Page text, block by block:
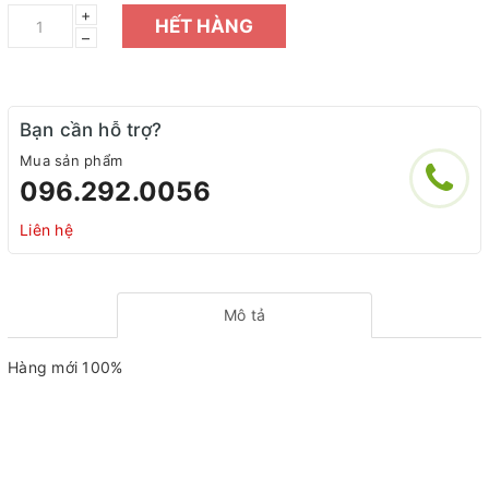
+
–
HẾT HÀNG
Bạn cần hỗ trợ?
Mua sản phẩm
096.292.0056
Liên hệ
Mô tả
Hàng mới 100%